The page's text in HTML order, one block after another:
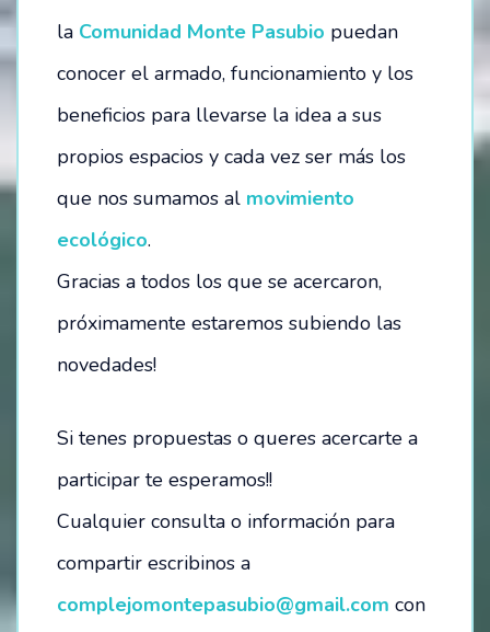
la Comunidad Monte Pasubio puedan
conocer el armado, funcionamiento y los
beneficios para llevarse la idea a sus
propios espacios y cada vez ser más los
que nos sumamos al movimiento
ecológico.
Gracias a todos los que se acercaron,
próximamente estaremos subiendo las
novedades!
Si tenes propuestas o queres acercarte a
participar te esperamos!!
Cualquier consulta o información para
compartir escribinos a
complejomontepasubio@gmail.com con